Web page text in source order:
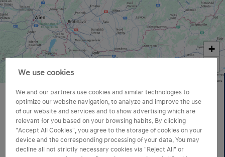
+
Map data © OpenStreetMap contributors
HÍLEK a spol. Malacky
HÍLEK Malacky
Pezinská 2902/33
901 01 Malacky
We use cookies
We and our partners use cookies and similar technologies to
optimize our website navigation, to analyze and improve the use
of our website and services and to show advertising which are
relevant for you based on your browsing habits. By clicking
"Accept All Cookies", you agree to the storage of cookies on your
device and the corresponding processing of your data. You may
decline all not strictly necessary cookies via "Reject All" or